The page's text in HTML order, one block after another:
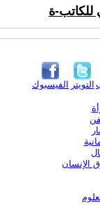
للكاتب-ة
الفيسبوك التويتر
الإنسان